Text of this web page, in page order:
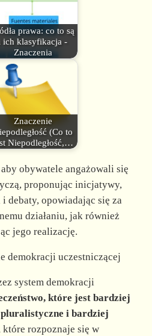
prawa: co to są
ich klasyfikacja -
Znaczenia
Znaczenie
(Co to
Niepodległość,…
obywatele angażowali się
proponując inicjatywy,
debaty, opowiadając się za
działaniu, jak również
jego realizację.
demokracji uczestniczącej
system demokracji
które jest bardziej
i bardziej
które rozpoznaje się w